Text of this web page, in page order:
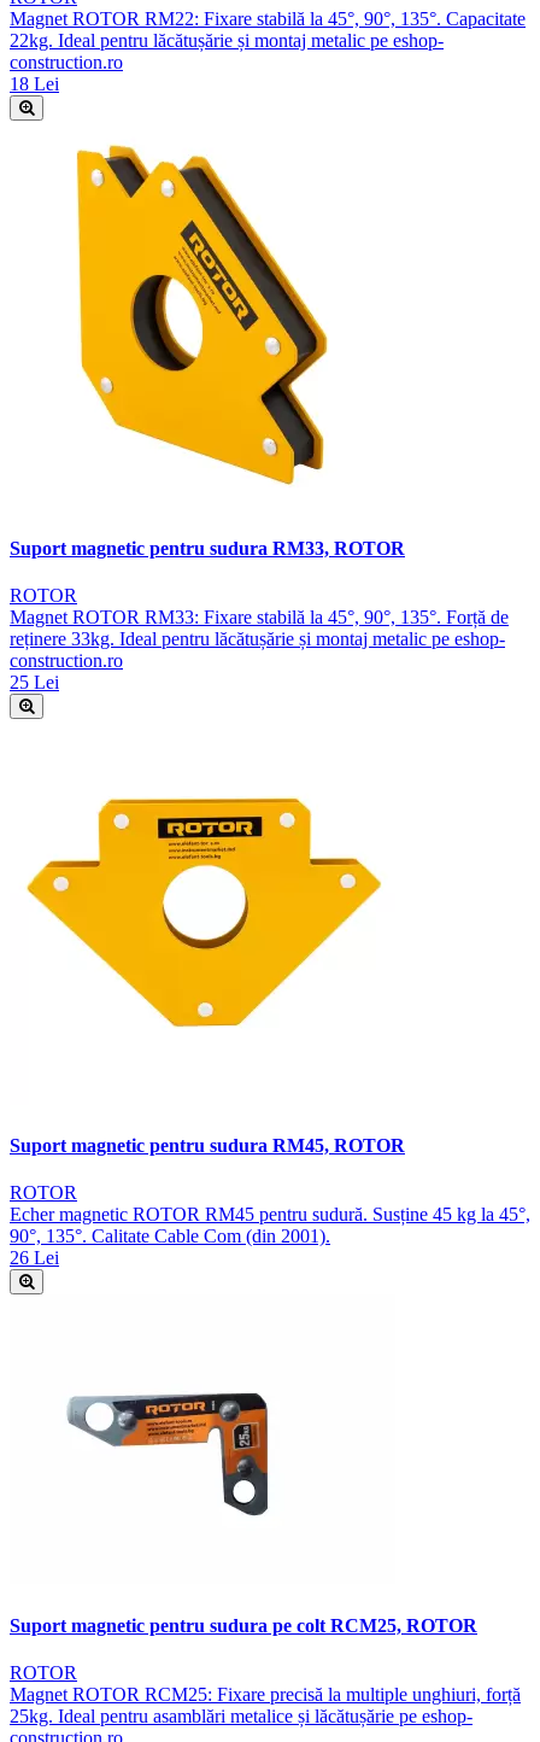
Magnet ROTOR RM22: Fixare stabilă la 45°, 90°, 135°. Capacitate
22kg. Ideal pentru lăcătușărie și montaj metalic pe eshop-
construction.ro
18 Lei
Suport magnetic pentru sudura RM33, ROTOR
ROTOR
Magnet ROTOR RM33: Fixare stabilă la 45°, 90°, 135°. Forță de
reținere 33kg. Ideal pentru lăcătușărie și montaj metalic pe eshop-
construction.ro
25 Lei
Suport magnetic pentru sudura RM45, ROTOR
ROTOR
Echer magnetic ROTOR RM45 pentru sudură. Susține 45 kg la 45°,
90°, 135°. Calitate Cable Com (din 2001).
26 Lei
Suport magnetic pentru sudura pe colt RCM25, ROTOR
ROTOR
Magnet ROTOR RCM25: Fixare precisă la multiple unghiuri, forță
25kg. Ideal pentru asamblări metalice și lăcătușărie pe eshop-
construction.ro